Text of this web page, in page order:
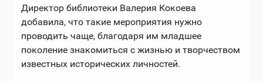
Директор библиотеки Валерия Кокоева
добавила, что такие мероприятия нужно
проводить чаще, благодаря им младшее
поколение знакомиться с жизнью и творчеством
известных исторических личностей.